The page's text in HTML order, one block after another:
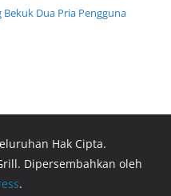
Dua Pria Pengguna
Hak Cipta.
Dipersembahkan oleh
.